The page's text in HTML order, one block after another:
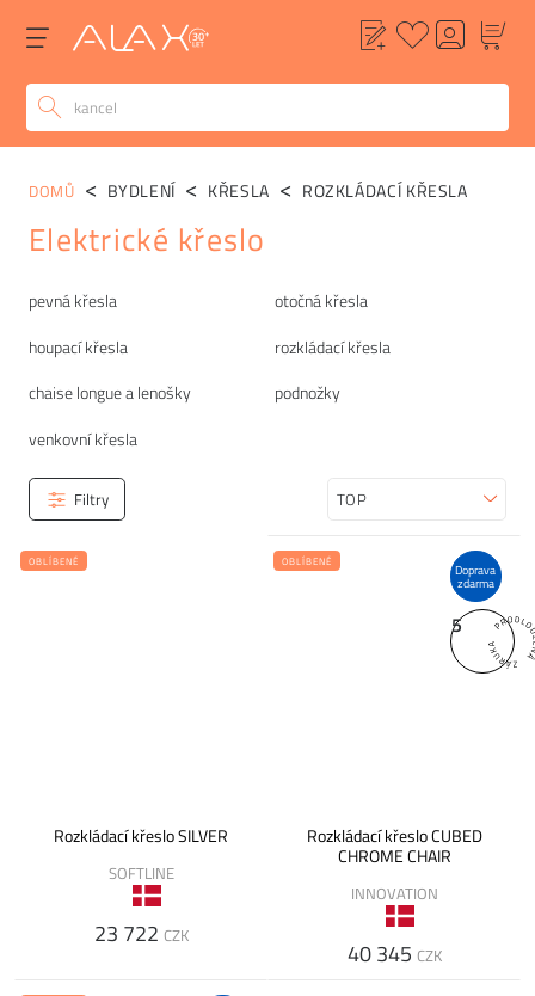
Kategorie
pevná křesla
otočná křesla
houpací křesla
rozkládací křesla
chaise longue a lenošky
podnožky
venkovní křesla
DOMŮ BYDLENÍ KŘESLA ROZKLÁDACÍ KŘESLA
Elektrické křeslo
Filtry Seřadit
OBLÍBENÉ
Rozkládací křeslo SILVER
SOFTLINE
23 722 CZK
Doprava
zdarma
5
OBLÍBENÉ
Rozkládací křeslo CUBED
CHROME CHAIR
INNOVATION
40 345 CZK